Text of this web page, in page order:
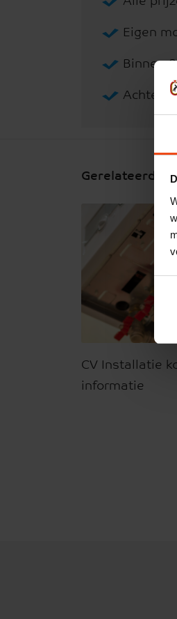
Eigen
Binnen
Achteraf
Gerelateerde
CV Installatie
informatie